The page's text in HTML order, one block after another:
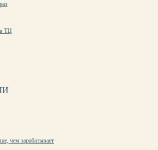
в ТЦ
чем зарабатывает